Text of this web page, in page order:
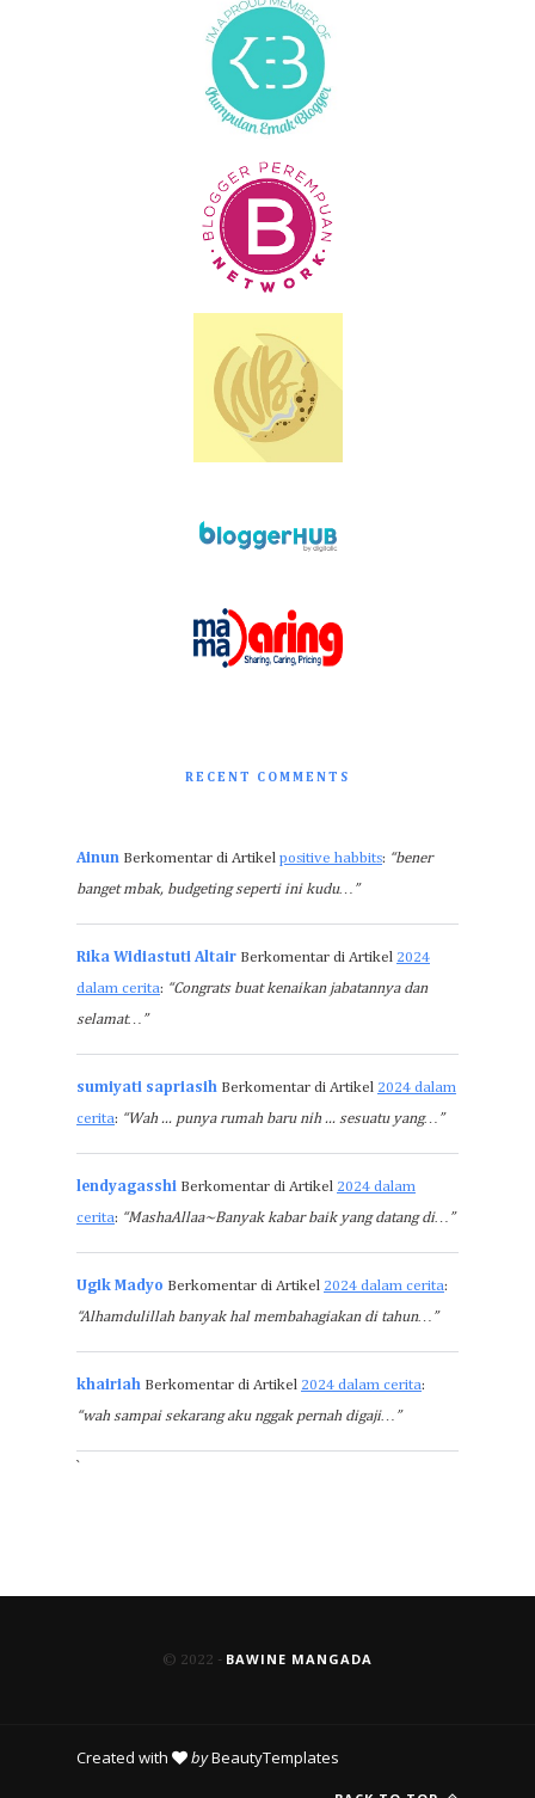
RECENT COMMENTS
Ainun Berkomentar di Artikel positive habbits: “bener
banget mbak, budgeting seperti ini kudu…”
Rika Widiastuti Altair Berkomentar di Artikel 2024
dalam cerita: “Congrats buat kenaikan jabatannya dan
selamat…”
sumiyati sapriasih Berkomentar di Artikel 2024 dalam
cerita: “Wah ... punya rumah baru nih ... sesuatu yang…”
lendyagasshi Berkomentar di Artikel 2024 dalam
cerita: “MashaAllaa~Banyak kabar baik yang datang di…”
Ugik Madyo Berkomentar di Artikel 2024 dalam cerita:
“Alhamdulillah banyak hal membahagiakan di tahun…”
khairiah Berkomentar di Artikel 2024 dalam cerita:
“wah sampai sekarang aku nggak pernah digaji…”
`
© 2022 - BAWINE MANGADA
Created with byBeautyTemplates